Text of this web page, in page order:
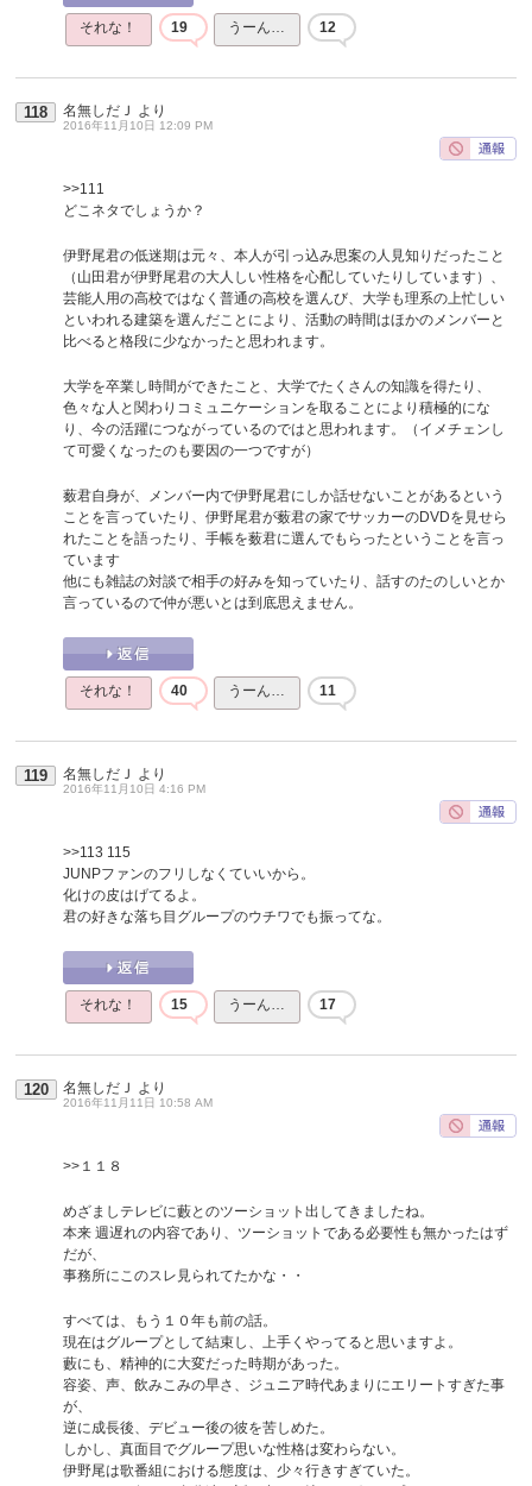
それな！ 19 うーん… 12
118 名無しだＪ より
2016年11月10日 12:09 PM
>>111
どこネタでしょうか？
伊野尾君の低迷期は元々、本人が引っ込み思案の人見知りだったこと
（山田君が伊野尾君の大人しい性格を心配していたりしています）、
芸能人用の高校ではなく普通の高校を選んび、大学も理系の上忙しい
といわれる建築を選んだことにより、活動の時間はほかのメンバーと
比べると格段に少なかったと思われます。
大学を卒業し時間ができたこと、大学でたくさんの知識を得たり、
色々な人と関わりコミュニケーションを取ることにより積極的にな
り、今の活躍につながっているのではと思われます。（イメチェンし
て可愛くなったのも要因の一つですが）
薮君自身が、メンバー内で伊野尾君にしか話せないことがあるという
ことを言っていたり、伊野尾君が薮君の家でサッカーのDVDを見せら
れたことを語ったり、手帳を薮君に選んでもらったということを言っ
ています
他にも雑誌の対談で相手の好みを知っていたり、話すのたのしいとか
言っているので仲が悪いとは到底思えません。
それな！ 40 うーん… 11
119 名無しだＪ より
2016年11月10日 4:16 PM
>>113 115
JUNPファンのフリしなくていいから。
化けの皮はげてるよ。
君の好きな落ち目グループのウチワでも振ってな。
それな！ 15 うーん… 17
120 名無しだＪ より
2016年11月11日 10:58 AM
>>１１８
めざましテレビに藪とのツーショット出してきましたね。
本来 週遅れの内容であり、ツーショットである必要性も無かったはず
だが、
事務所にこのスレ見られてたかな・・
すべては、もう１０年も前の話。
現在はグループとして結束し、上手くやってると思いますよ。
藪にも、精神的に大変だった時期があった。
容姿、声、飲みこみの早さ、ジュニア時代あまりにエリートすぎた事
が、
逆に成長後、デビュー後の彼を苦しめた。
しかし、真面目でグループ思いな性格は変わらない。
伊野尾は歌番組における態度は、少々行きすぎていた。